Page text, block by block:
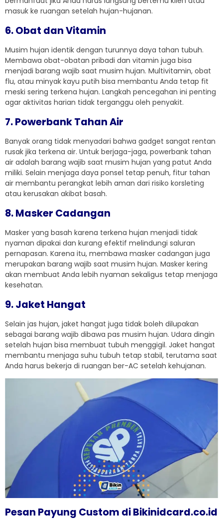
masuk ke ruangan setelah hujan-hujanan.
6. Obat dan Vitamin
Musim hujan identik dengan turunnya daya tahan tubuh.
Membawa obat-obatan pribadi dan vitamin juga bisa
menjadi barang wajib saat musim hujan. Multivitamin, obat
flu, atau minyak kayu putih bisa membantu Anda tetap fit
meski sering terkena hujan. Langkah pencegahan ini penting
agar aktivitas harian tidak terganggu oleh penyakit.
7. Powerbank Tahan Air
Banyak orang tidak menyadari bahwa gadget sangat rentan
rusak jika terkena air. Untuk berjaga-jaga, powerbank tahan
air adalah barang wajib saat musim hujan yang patut Anda
miliki. Selain menjaga daya ponsel tetap penuh, fitur tahan
air membantu perangkat lebih aman dari risiko korsleting
atau kerusakan akibat basah.
8. Masker Cadangan
Masker yang basah karena terkena hujan menjadi tidak
nyaman dipakai dan kurang efektif melindungi saluran
pernapasan. Karena itu, membawa masker cadangan juga
merupakan barang wajib saat musim hujan. Masker kering
akan membuat Anda lebih nyaman sekaligus tetap menjaga
kesehatan.
9. Jaket Hangat
Selain jas hujan, jaket hangat juga tidak boleh dilupakan
sebagai barang wajib dibawa pas musim hujan. Udara dingin
setelah hujan bisa membuat tubuh menggigil. Jaket hangat
membantu menjaga suhu tubuh tetap stabil, terutama saat
Anda harus bekerja di ruangan ber-AC setelah kehujanan.
Pesan Payung Custom di Bikinidcard.co.id